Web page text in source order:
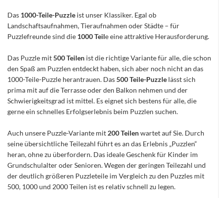
Das 1000-Teile-Puzzle ist unser Klassiker. Egal ob
Landschaftsaufnahmen, Tieraufnahmen oder Städte – für
Puzzlefreunde sind die 1000 Teile eine attraktive Herausforderung.
Das Puzzle mit500 Teilen ist die richtige Variante für alle, die schon
den Spaß am Puzzlen entdeckt haben, sich aber noch nicht an das
1000-Teile-Puzzle herantrauen. Das500 Teile-Puzzle lässt sich
prima mit auf die Terrasse oder den Balkon nehmen und der
Schwierigkeitsgrad ist mittel. Es eignet sich bestens für alle, die
gerne ein schnelles Erfolgserlebnis beim Puzzlen suchen.
Auch unsere Puzzle-Variante mit 200 Teilenwartet auf Sie. Durch
seine übersichtliche Teilezahl führt es an das Erlebnis „Puzzlen“
heran, ohne zu überfordern. Das ideale Geschenk für Kinder im
Grundschulalter oder Senioren. Wegen der geringen Teilezahl und
der deutlich größeren Puzzleteile im Vergleich zu den Puzzles mit
500, 1000 und 2000 Teilen ist es relativ schnell zu legen.